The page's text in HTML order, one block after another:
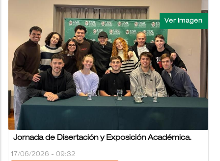
Jornada de Disertación y Exposición Académica.
17/06/2026 - 09:32